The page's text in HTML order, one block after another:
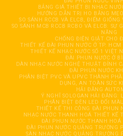
BẢNG GIÁ THIẾT BỊ NHẠC
HƯỚNG DẪN TRỊ HO BẰNG
SO SÁNH RCCB VÀ ELCB, ĐIỂM
SO SÁNH MCB RCCB RCBO VÀ ELCB: SỰ
NĂNG
CHỐNG ĐIỆN GIẬT CHO
THIẾT KẾ ĐÀI PHUN NƯỚC Ở TP.
THIẾT KẾ NHẠC NƯỚC SỐ 1 VIỆT
ĐÀI PHUN NƯỚC Ở
DÀN NHẠC NƯỚC NGHỆ THUẬT ĐỈNH
ĐÀI PHUN NƯỚC
PHÂN BIỆT PVC VÀ UPVC THÀNH
DỤNG, AN TOÀN SỨC
HẢI ĐĂNG
Ý NGHĨ SOLOGAN HẢI ĐĂNG:
PHÂN BIỆT ĐÈN LED ĐỔI
THIẾT KẾ THI CÔNG ĐÀI PHUN
NHẠC NƯỚC THANH HOÁ THIẾT KẾ
ĐÀI PHUN NƯỚC THANH HOÁ
ĐÀI PHUN NƯỚC QUẢNG TRƯỜNG
SÀN NHẠC NƯỚC QUẢNG TRƯỜNG